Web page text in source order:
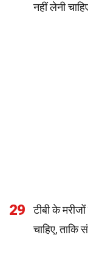
नहीं लेनी
29
टीबी के
चाहिए,